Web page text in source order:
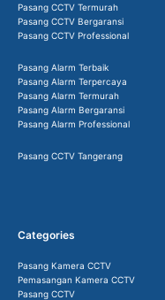
Pasang CCTV Termurah
Pasang CCTV Bergaransi
Pasang CCTV Professional
Pasang Alarm Terbaik
Pasang Alarm Terpercaya
Pasang Alarm Termurah
Pasang Alarm Bergaransi
Pasang Alarm Professional
Pasang CCTV Tangerang
Categories
Pasang Kamera CCTV
Pemasangan Kamera CCTV
Pasang CCTV